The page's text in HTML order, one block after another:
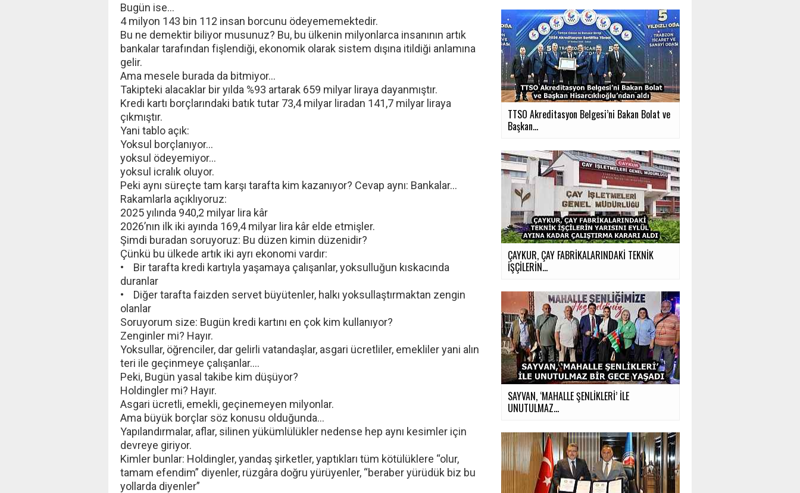
Bugün ise…
4 milyon 143 bin 112 insan borcunu ödeyememektedir.
Bu ne demektir biliyor musunuz? Bu, bu ülkenin milyonlarca insanının artık
bankalar tarafından fişlendiği, ekonomik olarak sistem dışına itildiği anlamına
gelir.
Ama mesele burada da bitmiyor…
Takipteki alacaklar bir yılda %93 artarak 659 milyar liraya dayanmıştır.
Kredi kartı borçlarındaki batık tutar 73,4 milyar liradan 141,7 milyar liraya
çıkmıştır.
Yani tablo açık:
Yoksul borçlanıyor…
yoksul ödeyemiyor…
yoksul icralık oluyor.
Peki aynı süreçte tam karşı tarafta kim kazanıyor? Cevap aynı: Bankalar…
Rakamlarla açıklıyoruz:
2025 yılında 940,2 milyar lira kâr
2026’nın ilk iki ayında 169,4 milyar lira kâr elde etmişler.
Şimdi buradan soruyoruz: Bu düzen kimin düzenidir?
Çünkü bu ülkede artık iki ayrı ekonomi vardır:
• Bir tarafta kredi kartıyla yaşamaya çalışanlar, yoksulluğun kıskacında
duranlar
• Diğer tarafta faizden servet büyütenler, halkı yoksullaştırmaktan zengin
olanlar
Soruyorum size: Bugün kredi kartını en çok kim kullanıyor?
Zenginler mi? Hayır.
Yoksullar, öğrenciler, dar gelirli vatandaşlar, asgari ücretliler, emekliler yani alın
teri ile geçinmeye çalışanlar….
Peki, Bugün yasal takibe kim düşüyor?
Holdingler mi? Hayır.
Asgari ücretli, emekli, geçinemeyen milyonlar.
Ama büyük borçlar söz konusu olduğunda…
Yapılandırmalar, aflar, silinen yükümlülükler nedense hep aynı kesimler için
devreye giriyor.
Kimler bunlar: Holdingler, yandaş şirketler, yaptıkları tüm kötülüklere “olur,
tamam efendim” diyenler, rüzgâra doğru yürüyenler, “beraber yürüdük biz bu
yollarda diyenler”
TTSO Akreditasyon Belgesi’ni Bakan Bolat ve
Başkan...
ÇAYKUR, ÇAY FABRİKALARINDAKİ TEKNİK
İŞÇİLERİN...
SAYVAN, ‘MAHALLE ŞENLİKLERİ’ İLE
UNUTULMAZ...